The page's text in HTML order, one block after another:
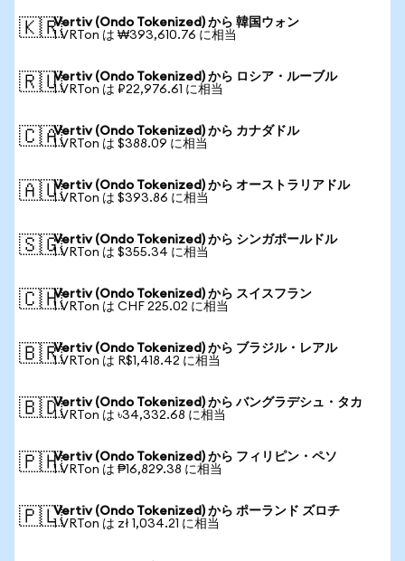
🇰🇷Vertiv (Ondo Tokenized) から 韓国ウォン
1 VRTon は ₩393,610.76 に相当
🇷🇺Vertiv (Ondo Tokenized) から ロシア・ルーブル
1 VRTon は ₽22,976.61 に相当
🇨🇦Vertiv (Ondo Tokenized) から カナダドル
1 VRTon は $388.09 に相当
🇦🇺Vertiv (Ondo Tokenized) から オーストラリアドル
1 VRTon は $393.86 に相当
🇸🇬Vertiv (Ondo Tokenized) から シンガポールドル
1 VRTon は $355.34 に相当
🇨🇭Vertiv (Ondo Tokenized) から スイスフラン
1 VRTon は CHF 225.02 に相当
🇧🇷Vertiv (Ondo Tokenized) から ブラジル・レアル
1 VRTon は R$1,418.42 に相当
🇧🇩Vertiv (Ondo Tokenized) から バングラデシュ・タカ
1 VRTon は ৳34,332.68 に相当
🇵🇭Vertiv (Ondo Tokenized) から フィリピン・ペソ
1 VRTon は ₱16,829.38 に相当
🇵🇱Vertiv (Ondo Tokenized) から ポーランド ズロチ
1 VRTon は zł 1,034.21 に相当